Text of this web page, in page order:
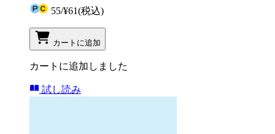
55/¥61(税込)
カートに追加
カートに追加しました
試し読み